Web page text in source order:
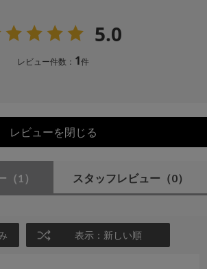
5.0
レビュー件数： 1件
レビューを閉じる
（1） スタッフレビュー （0）
表示：新しい順